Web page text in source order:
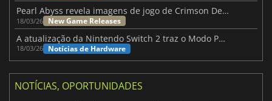
Pearl Abyss revela imagens de jogo de Crimson Desert para a PS5
18/03/26 New Game Releases
A atualização da Nintendo Switch 2 traz o Modo Portátil aos jogos mais antigos da Switch
18/03/26 Notícias de Hardware
NOTÍCIAS, OPORTUNIDADES